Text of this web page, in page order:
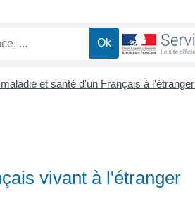
et santé d'un Français à l'étranger
vivant à l'étranger